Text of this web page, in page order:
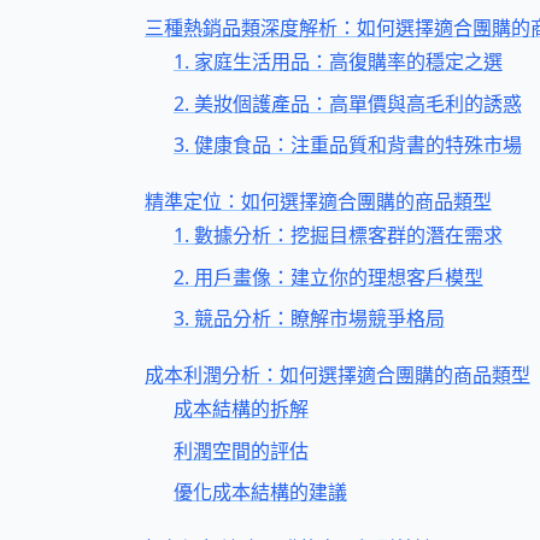
三種熱銷品類深度解析：如何選擇適合團購的
1. 家庭生活用品：高復購率的穩定之選
2. 美妝個護產品：高單價與高毛利的誘惑
3. 健康食品：注重品質和背書的特殊市場
精準定位：如何選擇適合團購的商品類型
1. 數據分析：挖掘目標客群的潛在需求
2. 用戶畫像：建立你的理想客戶模型
3. 競品分析：瞭解市場競爭格局
成本利潤分析：如何選擇適合團購的商品類型
成本結構的拆解
利潤空間的評估
優化成本結構的建議